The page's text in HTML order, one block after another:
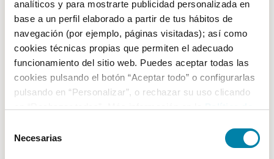
analíticos y para mostrarte publicidad personalizada en
base a un perfil elaborado a partir de tus hábitos de
navegación (por ejemplo, páginas visitadas); así como
cookies técnicas propias que permiten el adecuado
funcionamiento del sitio web. Puedes aceptar todas las
cookies pulsando el botón “Aceptar todo” o configurarlas
pulsando en “Personalizar”, o rechazar su uso clicando
Necesarias
PRECIO JUSTO 3.05%
VolvoXc60
Automático